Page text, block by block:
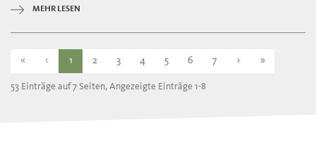
Mittwoch
Freitag
07:30 - 20:00
MEHR LESEN
« ‹ 1 2 3 4 5 6 7 › »
53 Einträge auf 7 Seiten, Angezeigte Einträge 1-8